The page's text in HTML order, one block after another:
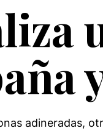
adineradas,